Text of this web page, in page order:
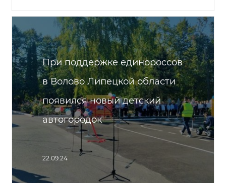
При поддержке единороссов
в Волово Липецкой области
появился новый детский
автогородок
22.09.24